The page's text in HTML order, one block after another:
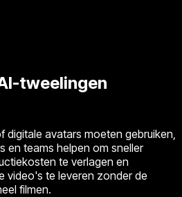
tweelingen
digitale avatars moeten gebruiken,
en teams helpen om sneller
te verlagen en
video's te leveren zonder de
filmen.